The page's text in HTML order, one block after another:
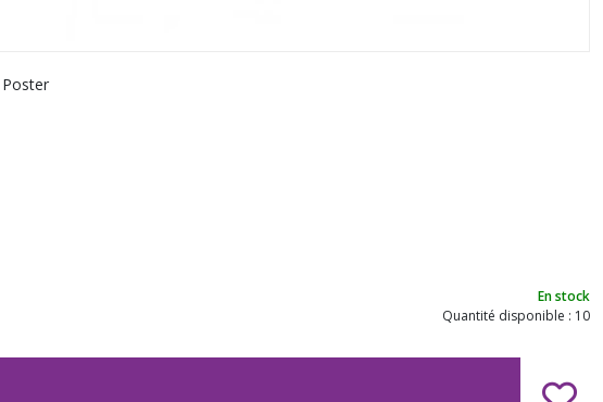
Poster
En stock
Quantité disponible : 10